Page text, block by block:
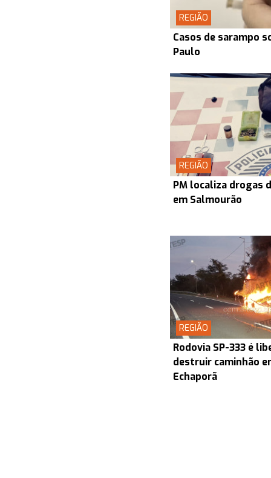
REGIÃO
Casos de sarampo
Paulo
REGIÃO
PM localiza drogas
em Salmourão
REGIÃO
Rodovia SP-333 é
destruir caminhão
Echaporã